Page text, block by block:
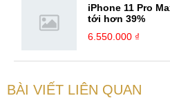
iPhone 11 Pro
tới hơn 39%
6.550.000 ₫
BÀI VIẾT LIÊN QUAN